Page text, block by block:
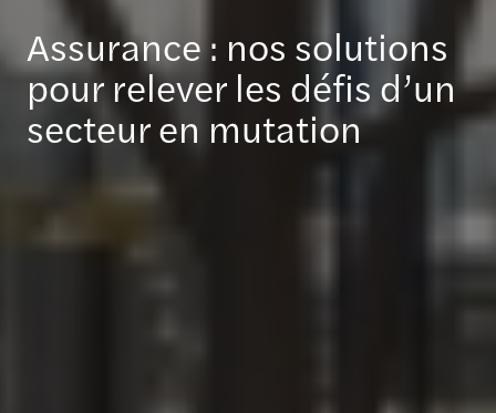
Assurance : nos solutions
pour relever les défis d’un
secteur en mutation